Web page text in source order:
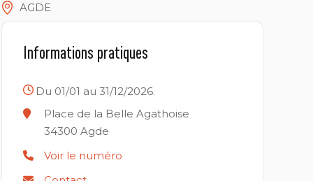
AGDE
Informations pratiques
Du 01/01 au 31/12/2026.
Place de la Belle Agathoise
34300 Agde
Voir le numéro